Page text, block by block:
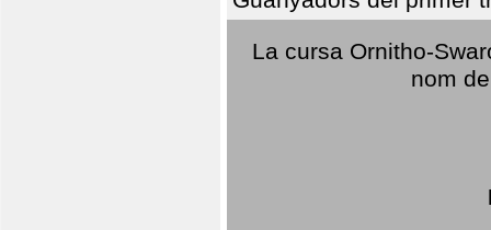
La cursa Ornitho-
nom